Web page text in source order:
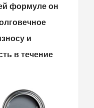
формуле он
и
в течение